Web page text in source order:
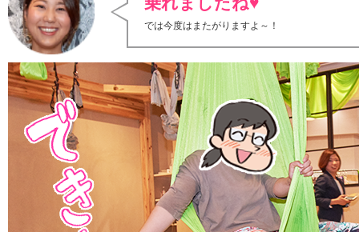
では今度はまたがりますよ～！